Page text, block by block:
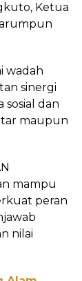
Ketua
wadah
sinergi
sosial dan
maupun
mampu
peran
nilai